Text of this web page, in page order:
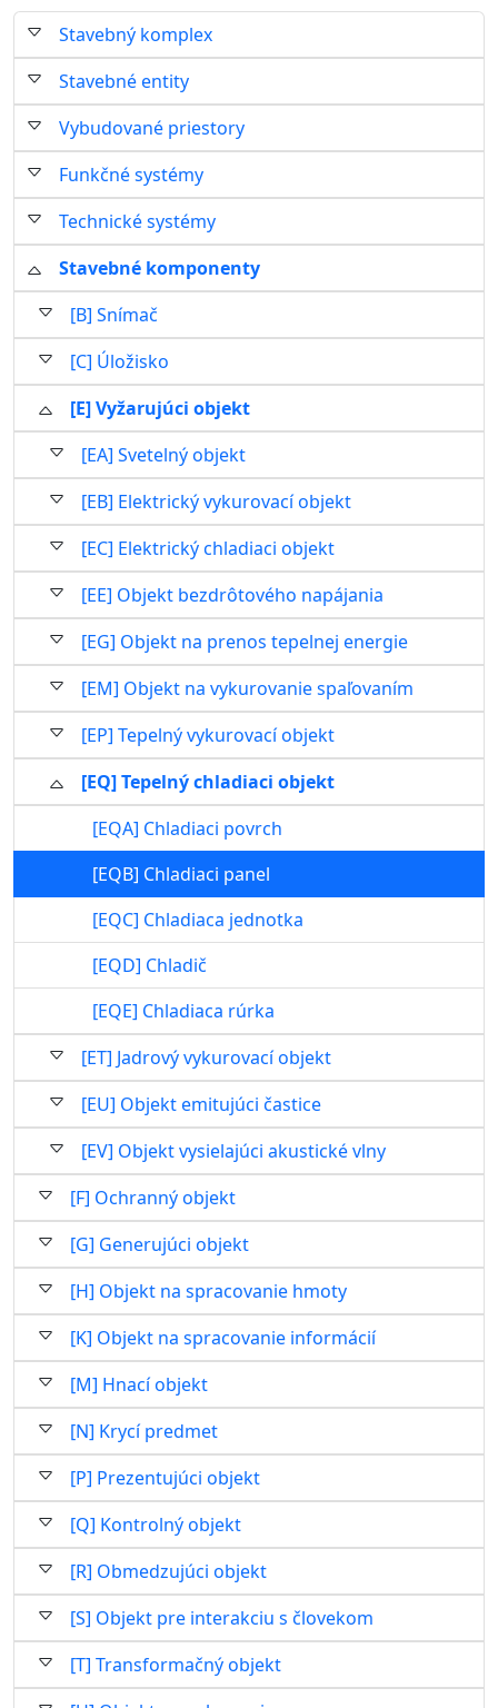
Stavebný komplex
Stavebné entity
Vybudované priestory
Funkčné systémy
Technické systémy
Stavebné komponenty
[B] Snímač
[C] Úložisko
[E] Vyžarujúci objekt
[EA] Svetelný objekt
[EB] Elektrický vykurovací objekt
[EC] Elektrický chladiaci objekt
[EE] Objekt bezdrôtového napájania
[EG] Objekt na prenos tepelnej energie
[EM] Objekt na vykurovanie spaľovaním
[EP] Tepelný vykurovací objekt
[EQ] Tepelný chladiaci objekt
[EQA] Chladiaci povrch
[EQB] Chladiaci panel
[EQC] Chladiaca jednotka
[EQD] Chladič
[EQE] Chladiaca rúrka
[ET] Jadrový vykurovací objekt
[EU] Objekt emitujúci častice
[EV] Objekt vysielajúci akustické vlny
[F] Ochranný objekt
[G] Generujúci objekt
[H] Objekt na spracovanie hmoty
[K] Objekt na spracovanie informácií
[M] Hnací objekt
[N] Krycí predmet
[P] Prezentujúci objekt
[Q] Kontrolný objekt
[R] Obmedzujúci objekt
[S] Objekt pre interakciu s človekom
[T] Transformačný objekt